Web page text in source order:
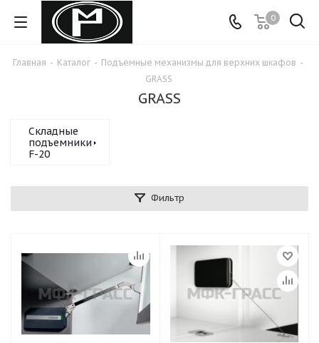
0
Главная - Каталог - Подъемные механизмы для верхних шкафов -
GRASS
GRASS
Складные
подъемники
F-20
Фильтр